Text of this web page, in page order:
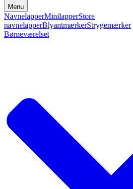
Menu
NavnelapperMinilapperStore
navnelapperBlyantmærkerStrygemærker
Børneværelset